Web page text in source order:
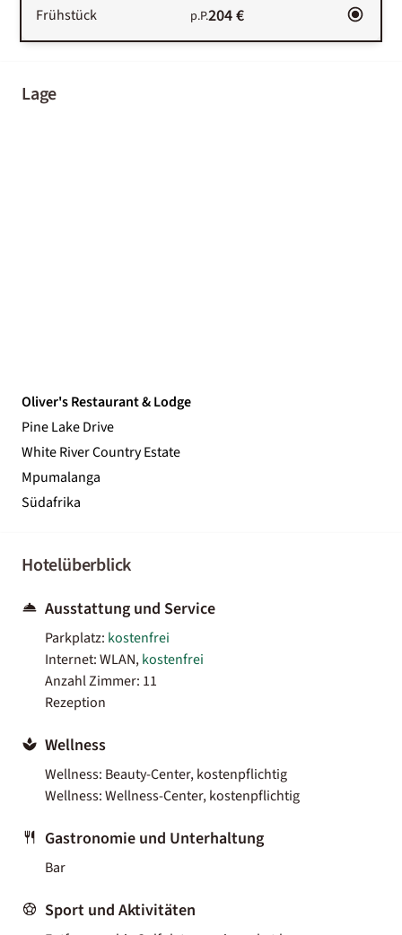
Frühstück p.P.204 €
Lage
Oliver's Restaurant & Lodge
Pine Lake Drive
White River Country Estate
Mpumalanga
Südafrika
Hotelüberblick
Ausstattung und Service
Parkplatz: kostenfrei
Internet: WLAN,kostenfrei
Anzahl Zimmer: 11
Rezeption
Wellness
Wellness: Beauty-Center, kostenpflichtig
Wellness: Wellness-Center, kostenpflichtig
Gastronomie und Unterhaltung
Bar
Sport und Aktivitäten